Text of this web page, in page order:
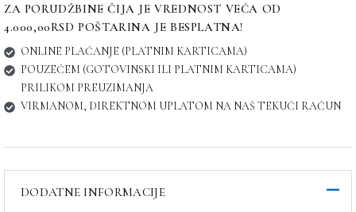
ZA PORUDŽBINE ČIJA JE VREDNOST VEĆA OD
4.000,00RSD POŠTARINA JE BESPLATNA!
ONLINE PLAĆANJE (PLATNIM KARTICAMA)
POUZEĆEM (GOTOVINSKI ILI PLATNIM KARTICAMA)
PRILIKOM PREUZIMANJA
VIRMANOM, DIREKTNOM UPLATOM NA NAŠ TEKUĆI RAČUN
DODATNE INFORMACIJE